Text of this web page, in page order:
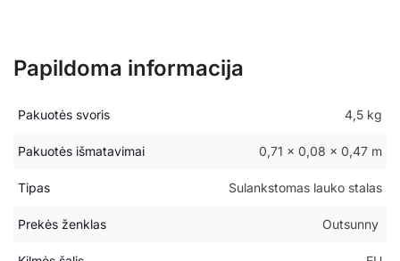
Papildoma informacija
Pakuotės svoris 4,5 kg
Pakuotės išmatavimai 0,71 × 0,08 × 0,47 m
Tipas Sulankstomas lauko stalas
Prekės ženklas Outsunny